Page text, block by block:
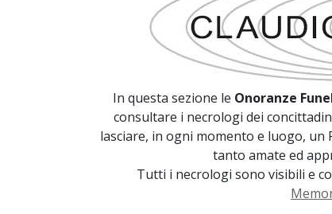
In questa sezione le Onoranze
consultare i necrologi dei
lasciare, in ogni momento e luogo, un
tanto amate ed
Tutti i necrologi sono visibili e